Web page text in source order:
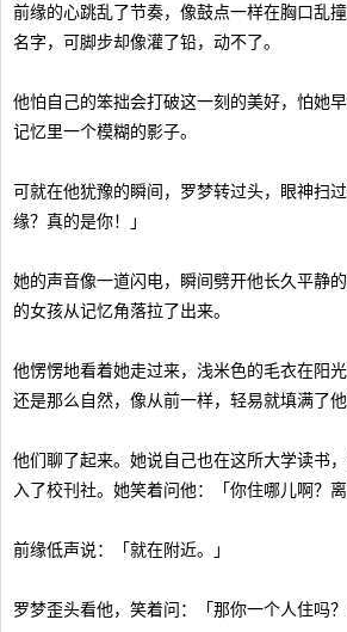
前缘的心跳乱了节奏，像鼓点一样在胸口乱
名字，可脚步却像灌了铅，动不了。
他怕自己的笨拙会打破这一刻的美好，怕她
记忆里一个模糊的影子。
可就在他犹豫的瞬间，罗梦转过头，眼神扫
缘？真的是你！」
她的声音像一道闪电，瞬间劈开他长久平静
的女孩从记忆角落拉了出来。
他愣愣地看着她走过来，浅米色的毛衣在阳
还是那么自然，像从前一样，轻易就填满了
他们聊了起来。她说自己也在这所大学读书
入了校刊社。她笑着问他：「你住哪儿啊？离
前缘低声说：「就在附近。」
罗梦歪头看他，笑着问：「那你一个人住吗？